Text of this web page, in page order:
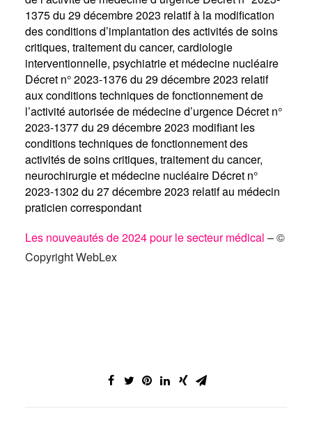
1375 du 29 décembre 2023 relatif à la modification
des conditions d’implantation des activités de soins
critiques, traitement du cancer, cardiologie
interventionnelle, psychiatrie et médecine nucléaire
Décret n° 2023-1376 du 29 décembre 2023 relatif
aux conditions techniques de fonctionnement de
l’activité autorisée de médecine d’urgence Décret n°
2023-1377 du 29 décembre 2023 modifiant les
conditions techniques de fonctionnement des
activités de soins critiques, traitement du cancer,
neurochirurgie et médecine nucléaire Décret n°
2023-1302 du 27 décembre 2023 relatif au médecin
praticien correspondant
Les nouveautés de 2024 pour le secteur médical – ©
Copyright WebLex